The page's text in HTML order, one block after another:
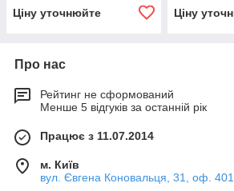
Ціну уточнюйте
Ціну
Про нас
Рейтинг не сформований
Менше 5 відгуків за останній рік
Працює з 11.07.2014
м. Київ
вул. Євгена Коновальця, 31, оф.